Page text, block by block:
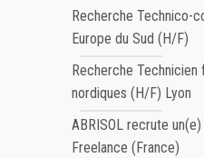
Recherche Technico-
Europe du Sud (H/F)
Recherche Technicien
nordiques (H/F) Lyon
ABRISOL recrute
Freelance (France)